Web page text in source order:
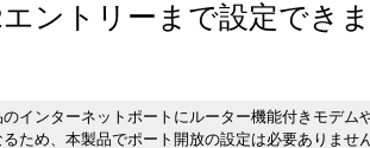
ントリーまで設定でき
インターネットポートにルーター機能付きモデム
るため、本製品でポート開放の設定は必要ありませ